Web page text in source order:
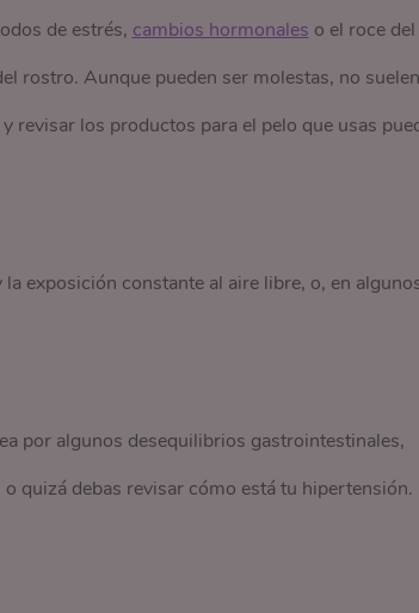
de estrés, cambios hormonales o el roce del
rostro. Aunque pueden ser molestas, no suelen
revisar los productos para el pelo que usas
exposición constante al aire libre, o, en
por algunos desequilibrios gastrointestinales,
quizá debas revisar cómo está tu hipertensión.